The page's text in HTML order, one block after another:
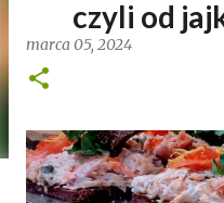
czyli od
marca 05, 2024